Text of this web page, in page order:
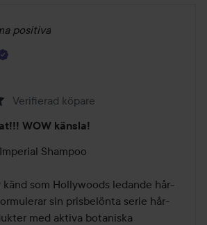
positiva
skapades 5 år
Verifierad köpare
WOW känsla!
Shampoo
känd som Hollywoods ledande hår-
sin prisbelönta serie hår-
med aktiva botaniska